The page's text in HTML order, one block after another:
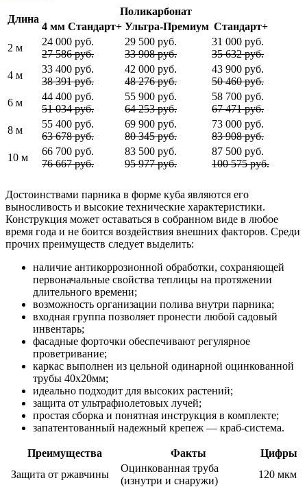
Длина
Поликарбонат
4 мм Стандарт+ Ультра-Премиум Стандарт+
2 м
24 000 руб.
27 586 руб.
29 500 руб.
33 908 руб.
31 000 руб.
35 632 руб.
4 м
33 400 руб.
38 391 руб.
42 000 руб.
48 276 руб.
43 900 руб.
50 460 руб.
6 м
44 400 руб.
51 034 руб.
55 900 руб.
64 253 руб.
58 700 руб.
67 471 руб.
8 м
55 400 руб.
63 678 руб.
69 900 руб.
80 345 руб.
73 000 руб.
83 908 руб.
10 м
66 700 руб.
76 667 руб.
83 500 руб.
95 977 руб.
87 500 руб.
100 575 руб.
Достоинствами парника в форме куба являются его
выносливость и высокие технические характеристики.
Конструкция может оставаться в собранном виде в любое
время года и не боится воздействия внешних факторов. Среди
прочих преимуществ следует выделить:
наличие антикоррозионной обработки, сохраняющей
первоначальные свойства теплицы на протяжении
длительного времени;
возможность организации полива внутри парника;
входная группа позволяет пронести любой садовый
инвентарь;
фасадные форточки обеспечивают регулярное
проветривание;
каркас выполнен из цельной одинарной оцинкованной
трубы 40х20мм;
идеально подходит для высоких растений;
защита от ультрафиолетовых лучей;
простая сборка и понятная инструкция в комплекте;
запатентованный надежный крепеж — краб-система.
Преимущества Факты
Цифры
Защита от ржавчины
Оцинкованная труба
(изнутри и снаружи)
120 мкм